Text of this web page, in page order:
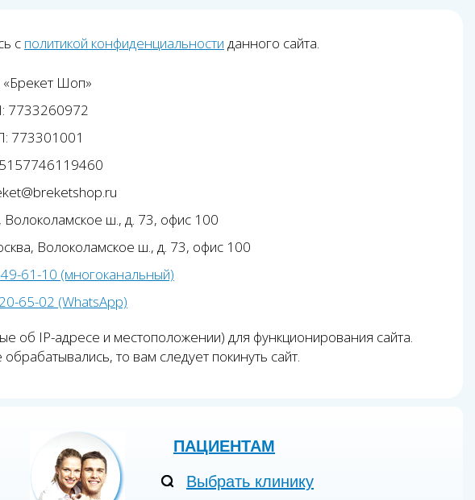
с политикой конфиденциальности данного сайта.
Шоп»
7733260972
773301001
ш., д. 73, офис 100
Волоколамское ш., д. 73, офис 100
61-10 (многоканальный)
65-02 (WhatsApp)
об IP-адресе и местоположении) для функционирования сайта.
то вам следует покинуть сайт.
ПАЦИЕНТАМ
Выбрать клинику